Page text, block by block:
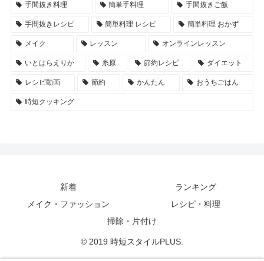
手間抜き料理 簡単手料理 手間抜きご飯
手間抜きレシピ 簡単料理 レシピ 簡単料理 おかず
メイク レッスン オンラインレッスン
いとはらえりか 糸原 節約レシピ ダイエット
レシピ動画 節約 かんたん おうちごはん
時短クッキング
新着
ランキング
メイク・ファッション
レシピ・料理
掃除・片付け
© 2019 時短スタイルPLUS.